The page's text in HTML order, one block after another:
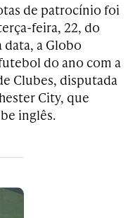
de patrocínio foi
feira, 22, do
data, a Globo
do ano com a
Clubes, disputada
City, que
inglês.